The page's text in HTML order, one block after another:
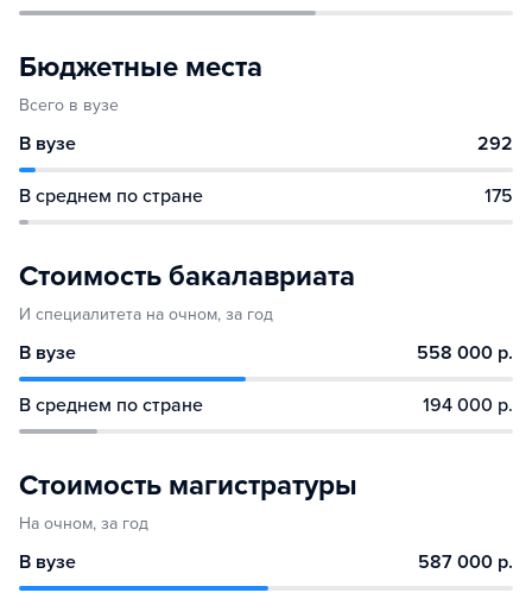
Бюджетные места
Всего в вузе
В вузе 292
В среднем по стране 175
Стоимость бакалавриата
И специалитета на очном, за год
В вузе 558 000 р.
В среднем по стране 194 000 р.
Стоимость магистратуры
На очном, за год
В вузе 587 000 р.